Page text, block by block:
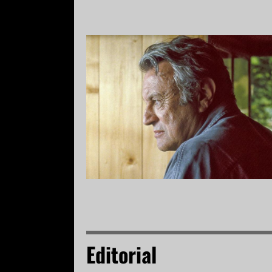
Zurück zu den Texten
Editorial